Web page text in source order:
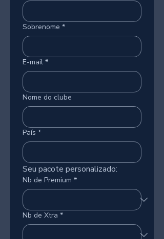
Sobrenome *
E-mail *
Nome do clube
País *
Seu pacote personalizado:
Nb de Premium *
Nb de Xtra *